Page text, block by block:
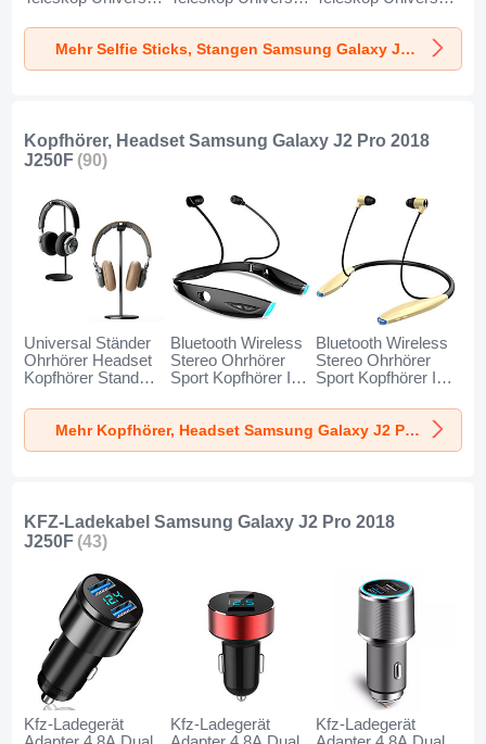
Galaxy J2 Pro
2018 J250F Gold
und Schwarz
Galaxy J2 Pro
2018 J250F
Schwarz
Galaxy J2 Pro
2018 J250F Blau
Mehr Selfie Sticks, Stangen Samsung Galaxy J2 Pro 2018 J250F
Kopfhörer, Headset Samsung Galaxy J2 Pro 2018
J250F (90)
Universal Ständer
Ohrhörer Headset
Kopfhörer Stand
Galaxy J2 Pro
2018 J250F
Schwarz
Bluetooth Wireless
Stereo Ohrhörer
Sport Kopfhörer In
für Samsung
Galaxy J2 Pro
2018 J250F
Bluetooth Wireless
Stereo Ohrhörer
Sport Kopfhörer In
für Samsung
Galaxy J2 Pro
2018 J250F Gold
Mehr Kopfhörer, Headset Samsung Galaxy J2 Pro 2018 J250F
KFZ-Ladekabel Samsung Galaxy J2 Pro 2018
J250F (43)
Kfz-Ladegerät
Kfz-Ladegerät
Kfz-Ladegerät